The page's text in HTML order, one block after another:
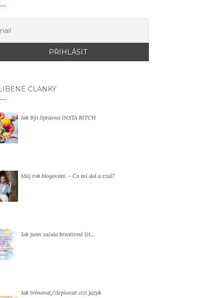
ČLÁNKY
Jak Být Správná INSTA BITCH
Můj rok blogování – Co mi dal a vzal?
Jak jsem začala kreativně žít…
Jak trénovat/zlepšovat cizí jazyk